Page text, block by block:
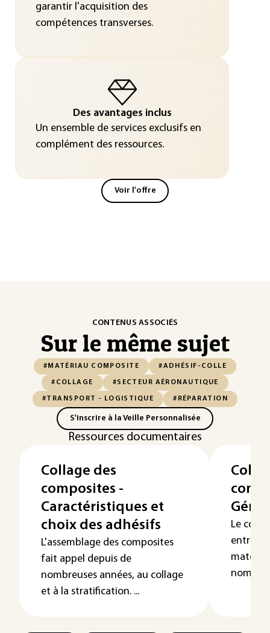
garantir l'acquisition des
compétences transverses.
Des avantages inclus
Un ensemble de services exclusifs en
complément des ressources.
Voir l'offre
CONTENUS ASSOCIÉS
Sur le même sujet
#MATÉRIAU COMPOSITE #ADHÉSIF-COLLE
#COLLAGE #SECTEUR AÉRONAUTIQUE
#TRANSPORT - LOGISTIQUE #RÉPARATION
S'inscrire à la Veille Personnalisée
Ressources documentaires
Collage des
composites -
Caractéristiques et
choix des adhésifs
L'assemblage des composites
fait appel depuis de
nombreuses années, au collage
et à la stratification. ...
Le
entre